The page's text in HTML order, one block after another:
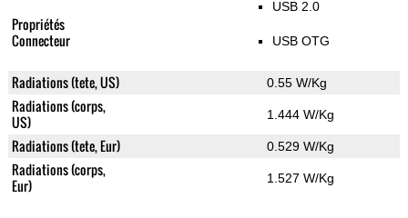
Propriétés
Connecteur
USB 2.0
USB OTG
Radiations (tete, US) 0.55 W/Kg
Radiations (corps,
US)
1.444 W/Kg
Radiations (tete, Eur) 0.529 W/Kg
Radiations (corps,
Eur)
1.527 W/Kg